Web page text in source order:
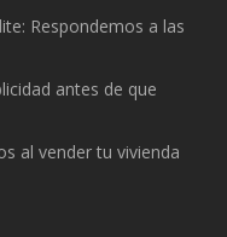
Respondemos a las
antes de que
al vender tu vivienda